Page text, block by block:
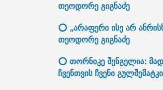
თეოდორე გიგნაძე
⭕ „არაფერი ისე არ
თეოდორე გიგნაძე
⭕ თორნიკე შენგელია:
ჩვენთვის ჩვენი